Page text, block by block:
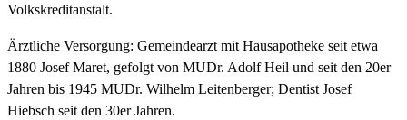
Volkskreditanstalt.
Ärztliche Versorgung: Gemeindearzt mit Hausapotheke seit etwa
1880 Josef Maret, gefolgt von MUDr. Adolf Heil und seit den 20er
Jahren bis 1945 MUDr. Wilhelm Leitenberger; Dentist Josef
Hiebsch seit den 30er Jahren.